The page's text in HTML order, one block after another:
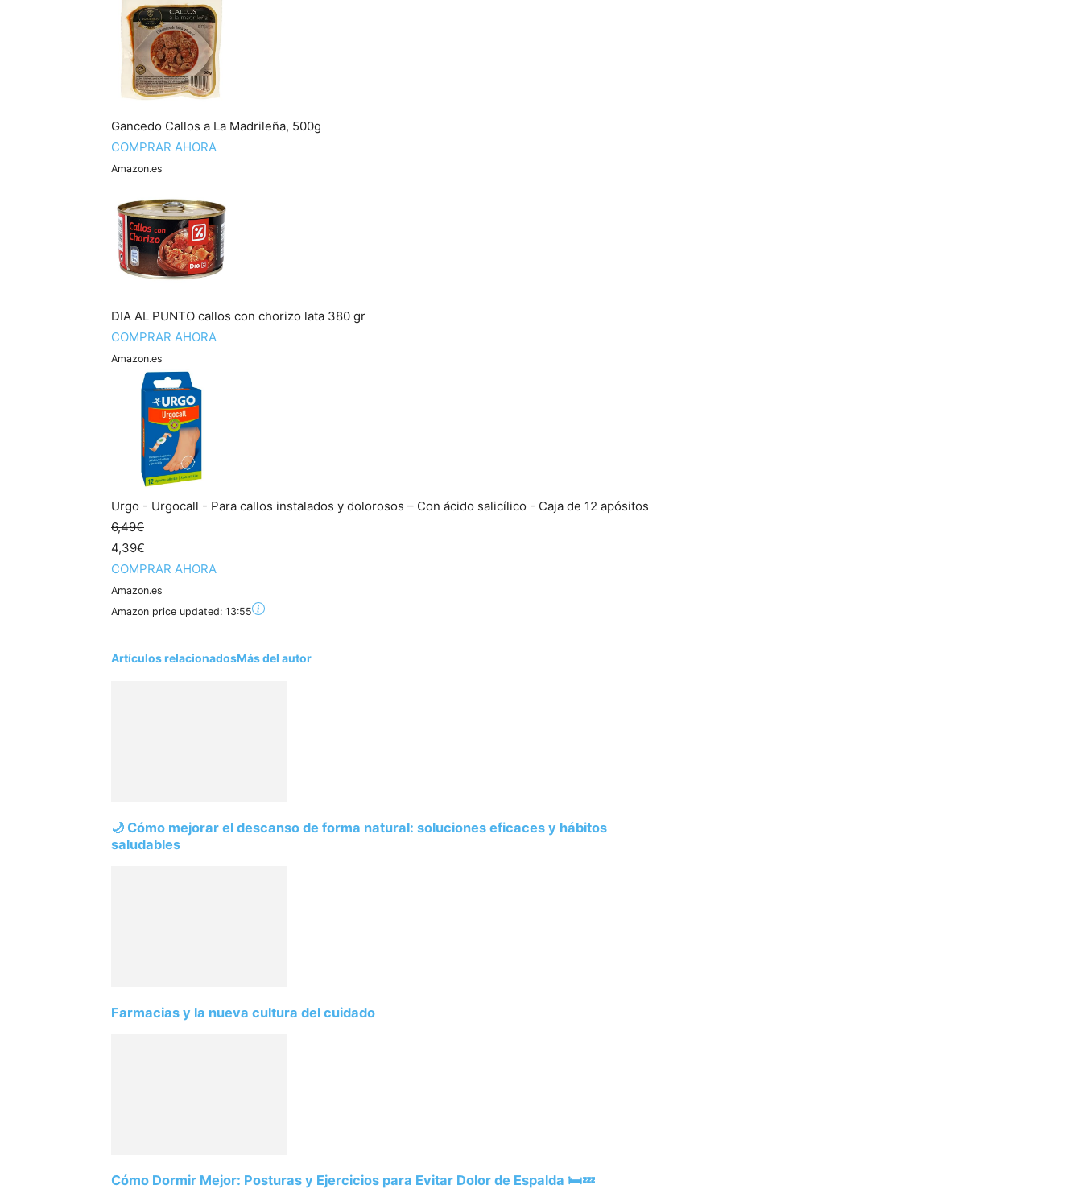
Gancedo Callos a La Madrileña, 500g
COMPRAR AHORA
Amazon.es
DIA AL PUNTO callos con chorizo lata 380 gr
COMPRAR AHORA
Amazon.es
Urgo - Urgocall - Para callos instalados y dolorosos – Con ácido salicílico - Caja de 12 apósitos
6,49€
4,39€
COMPRAR AHORA
Amazon.es
Amazon price updated: 13:55
Artículos relacionadosMás del autor
🌙 Cómo mejorar el descanso de forma natural: soluciones eficaces y hábitos
saludables
Farmacias y la nueva cultura del cuidado
Cómo Dormir Mejor: Posturas y Ejercicios para Evitar Dolor de Espalda 🛏️💤